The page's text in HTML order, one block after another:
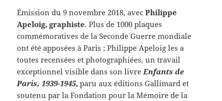
Émission du 9 novembre 2018, avecPhilippe
Apeloig, graphiste. Plus de 1000 plaques
commémoratives de la Seconde Guerre mondiale
ont été apposées à Paris ; Philippe Apeloig les a
toutes recensées et photographiées, un travail
exceptionnel visible dans son livreEnfants de
Paris, 1939-1945,paru aux éditions Gallimard et
soutenu par la Fondation pour la Mémoire de la